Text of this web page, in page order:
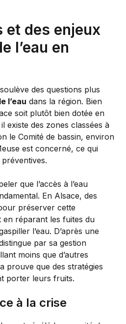
et des enjeux
l’eau en
des questions plus
l’eau dans la région. Bien
soit plutôt bien dotée en
existe des zones classées à
le Comité de bassin, environ
est concerné, ce qui
que l’accès à l’eau
En Alsace, des
préserver cette
réparant les fuites du
l’eau. D’après une
par sa gestion
moins que d’autres
prouve que des stratégies
porter leurs fruits.
à la crise